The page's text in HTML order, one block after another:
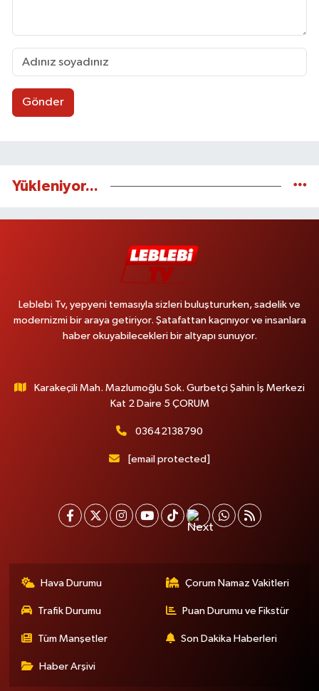
Gönder
Yükleniyor...
Leblebi Tv, yepyeni temasıyla sizleri buluştururken, sadelik ve
modernizmi bir araya getiriyor. Şatafattan kaçınıyor ve insanlara
haber okuyabilecekleri bir altyapı sunuyor.
Karakeçili Mah. Mazlumoğlu Sok. Gurbetçi Şahin İş Merkezi
Kat 2 Daire 5 ÇORUM
03642138790
[email protected]
Hava Durumu Çorum Namaz Vakitleri
Trafik Durumu Puan Durumu ve Fikstür
Tüm Manşetler Son Dakika Haberleri
Haber Arşivi